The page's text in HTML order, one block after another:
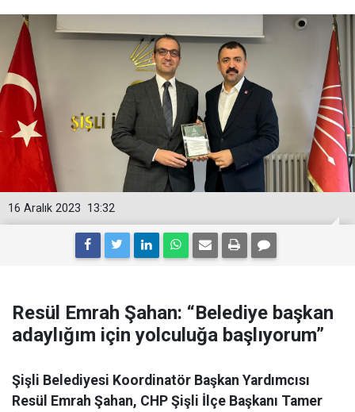
13:32
16 Aralık 2023
Resül Emrah Şahan: “Belediye başkan
adaylığım için yolculuğa başlıyorum”
Şişli Belediyesi Koordinatör Başkan Yardımcısı
Resül Emrah Şahan, CHP Şişli İlçe Başkanı Tamer